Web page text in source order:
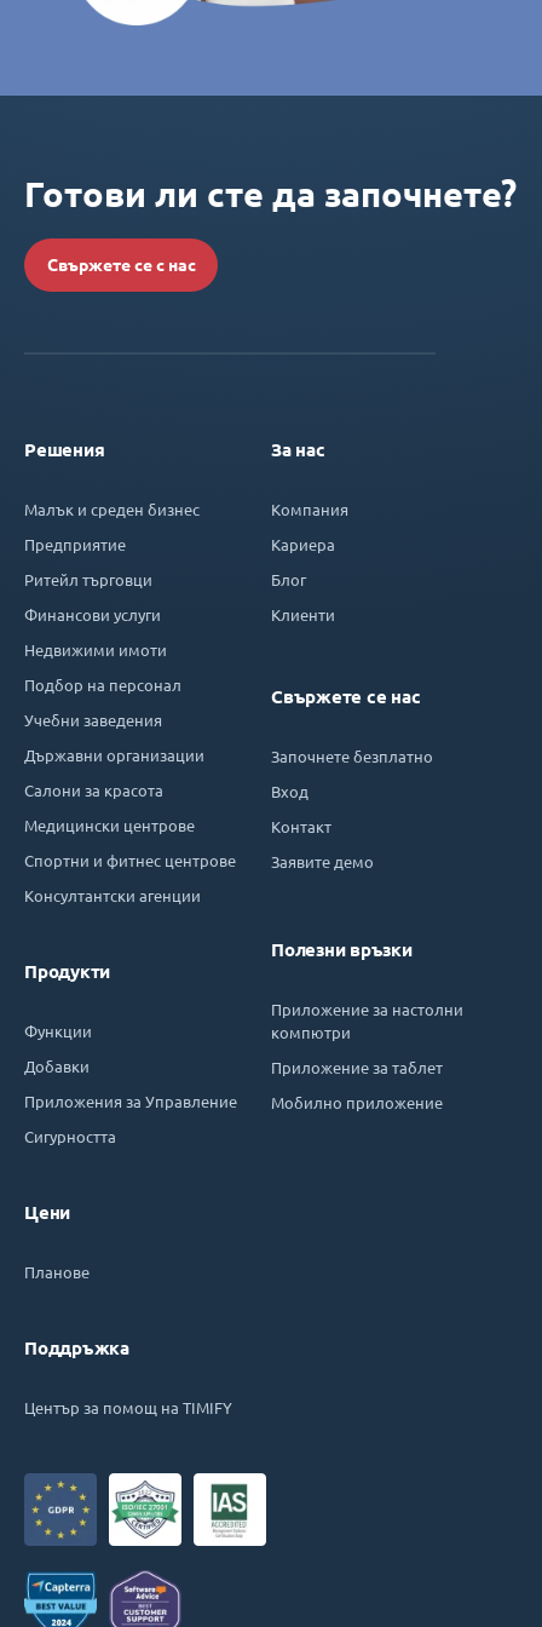
Готови ли сте да започнете?
Свържете се с нас
Решения
Малък и среден бизнес
Предприятие
Ритейл търговци
Финансови услуги
Недвижими имоти
Подбор на персонал
Учебни заведения
Държавни организации
Салони за красота
Медицински центрове
Спортни и фитнес центрове
Консултантски агенции
Продукти
Функции
Добавки
Приложения за Управление
Сигурността
Цени
Планове
Поддръжка
Център за помощ на TIMIFY
За нас
Компания
Кариера
Блог
Клиенти
Свържете се нас
Започнете безплатно
Вход
Контакт
Заявите демо
Полезни връзки
Приложение за настолни
компютри
Приложение за таблет
Мобилно приложение